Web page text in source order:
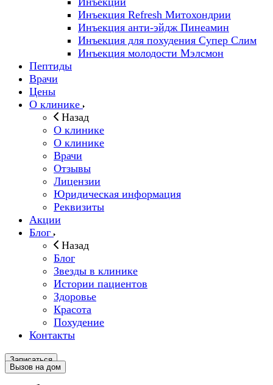
Инъекция Refresh Митохондрии
Инъекция анти-эйдж Пинеамин
Инъекция для похудения Супер Слим
Инъекция молодости Мэлсмон
Пептиды
Врачи
Цены
О клинике
Назад
О клинике
О клинике
Врачи
Отзывы
Лицензии
Юридическая информация
Реквизиты
Акции
Блог
Назад
Блог
Звезды в клинике
Истории пациентов
Здоровье
Красота
Похудение
Контакты
Записаться
Вызов на дом